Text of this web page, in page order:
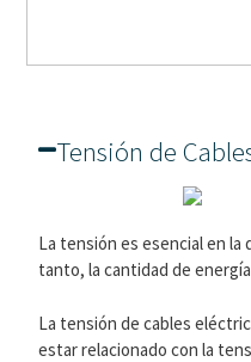
Tensión de
La tensión es esencial en
tanto, la cantidad de
La tensión de cables
estar relacionado con la